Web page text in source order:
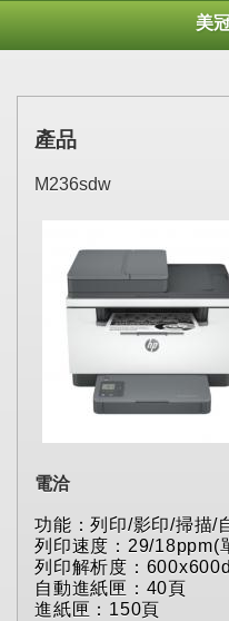
美
產品
M236sdw
電洽
功能：列印/影印/掃描/
列印速度：29/18ppm(
列印解析度：
自動進紙匣：40頁
進紙匣：150頁